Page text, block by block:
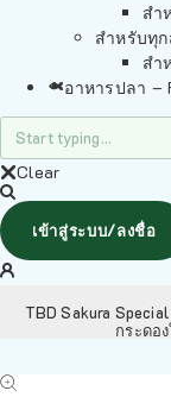
สำ
สำหรับทุ
สำ
อาหารปลา –
Clear
เข้าสู่ระบบ/ลงชื่อ
TBD Sakura
กระดอ